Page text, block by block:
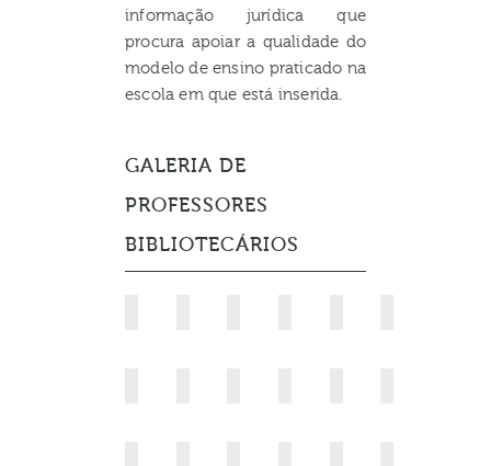
informação jurídica que
procura apoiar a qualidade do
modelo de ensino praticado na
escola em que está inserida.
GALERIA DE
PROFESSORES
BIBLIOTECÁRIOS